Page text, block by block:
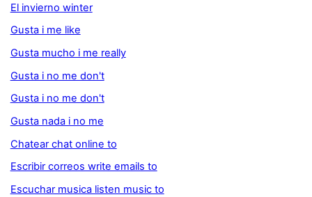
El invierno winter
Gusta i me like
Gusta mucho i me really
Gusta i no me don't
Gusta i no me don't
Gusta nada i no me
Chatear chat online to
Escribir correos write emails to
Escuchar musica listen music to